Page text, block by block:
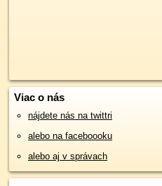
Viac o nás
nájdete nás na twittri
alebo na faceboooku
alebo aj v správach